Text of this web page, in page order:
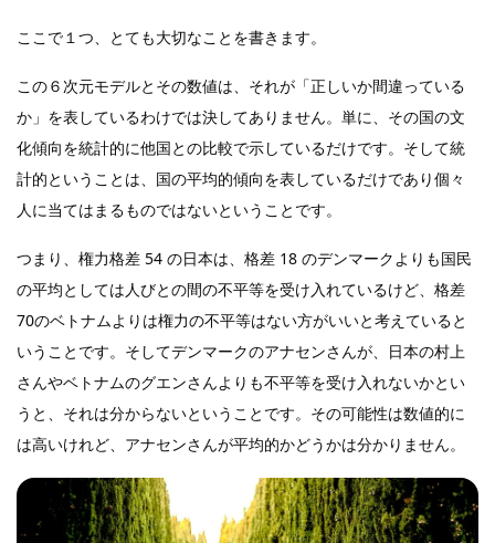
ここで１つ、とても大切なことを書きます。
この６次元モデルとその数値は、それが「正しいか間違っている
か」を表しているわけでは決してありません。単に、その国の文
化傾向を統計的に他国との比較で示しているだけです。そして統
計的ということは、国の平均的傾向を表しているだけであり個々
人に当てはまるものではないということです。
つまり、権力格差 54 の日本は、格差 18 のデンマークよりも国民
の平均としては人びとの間の不平等を受け入れているけど、格差
70のベトナムよりは権力の不平等はない方がいいと考えていると
いうことです。そしてデンマークのアナセンさんが、日本の村上
さんやベトナムのグエンさんよりも不平等を受け入れないかとい
うと、それは分からないということです。その可能性は数値的に
は高いけれど、アナセンさんが平均的かどうかは分かりません。